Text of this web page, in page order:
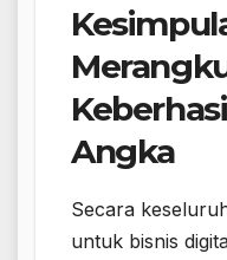
Angka
Secara
untuk bisnis